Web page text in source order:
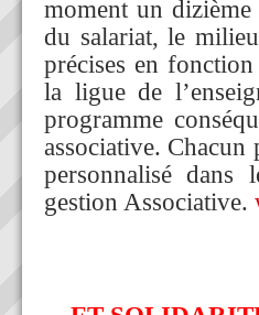
moment un
du salariat, le
précises en
la ligue de
programme
associative.
personnalisé
gestion Associative.